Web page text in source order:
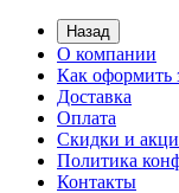
Назад
О компании
Как оформить
Доставка
Оплата
Скидки и
Политика
Контакты